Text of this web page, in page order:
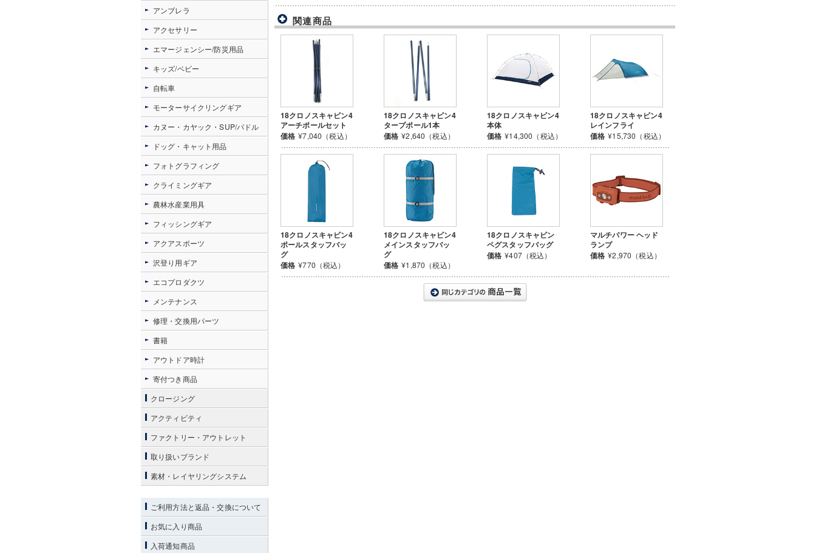
関連商品
18クロノスキャビン4
アーチポールセット
価格 ¥7,040（税込）
18クロノスキャビン4
タープポール1本
価格 ¥2,640（税込）
18クロノスキャビン4
本体
価格 ¥14,300（税込）
18クロノスキャビン4
レインフライ
価格 ¥15,730（税込）
18クロノスキャビン4
ポールスタッフバッ
グ
価格 ¥770（税込）
18クロノスキャビン4
メインスタッフバッ
グ
価格 ¥1,870（税込）
18クロノスキャビン
ペグスタッフバッグ
価格 ¥407（税込）
マルチパワー ヘッド
ランプ
価格 ¥2,970（税込）
アンブレラ
アクセサリー
エマージェンシー/防災用品
キッズ/ベビー
自転車
モーターサイクリングギア
カヌー・カヤック・SUP/パドル
ドッグ・キャット用品
フォトグラフィング
クライミングギア
農林水産業用具
フィッシングギア
アクアスポーツ
沢登り用ギア
エコプロダクツ
メンテナンス
修理・交換用パーツ
書籍
アウトドア時計
寄付つき商品
クロージング
アクティビティ
ファクトリー・アウトレット
取り扱いブランド
素材・レイヤリングシステム
ご利用方法と返品・交換について
お気に入り商品
入荷通知商品